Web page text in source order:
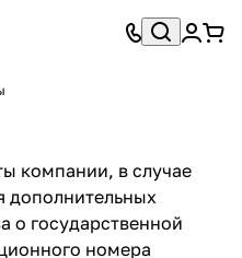
компании, в случае
дополнительных
о государственной
номера